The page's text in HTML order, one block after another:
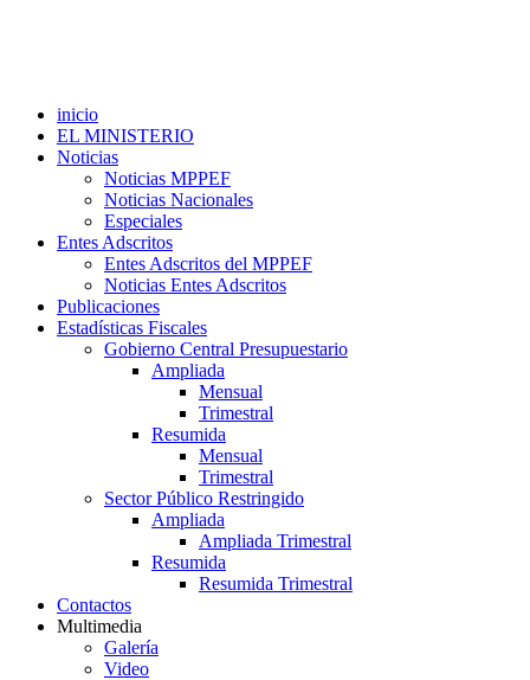
inicio
EL MINISTERIO
Noticias
Noticias MPPEF
Noticias Nacionales
Especiales
Entes Adscritos
Entes Adscritos del MPPEF
Noticias Entes Adscritos
Publicaciones
Estadísticas Fiscales
Gobierno Central Presupuestario
Ampliada
Mensual
Trimestral
Resumida
Mensual
Trimestral
Sector Público Restringido
Ampliada
Ampliada Trimestral
Resumida
Resumida Trimestral
Contactos
Multimedia
Galería
Video